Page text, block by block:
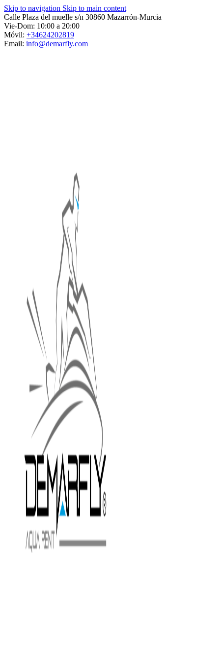
Skip to navigation Skip to main content
Calle Plaza del muelle s/n 30860 Mazarrón-Murcia
Vie-Dom: 10:00 a 20:00
Móvil: +34624202819
Email: info@demarfly.com